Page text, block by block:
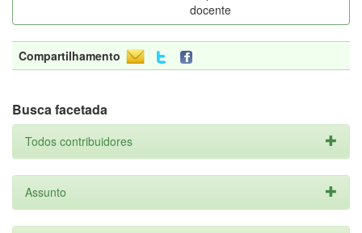
docente
Compartilhamento
Busca facetada
Todos contribuidores
Assunto